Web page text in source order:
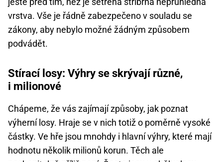
vrstva. Vše je řádně zabezpečeno v souladu se
zákony, aby nebylo možné žádným způsobem
podvádět.
Stírací losy: Výhry se skrývají různé,
i milionové
Chápeme, že vás zajímají způsoby, jak poznat
výherní losy. Hraje se v nich totiž o poměrně vysoké
částky. Ve hře jsou mnohdy i hlavní výhry, které mají
hodnotu několik milionů korun. Těch ale